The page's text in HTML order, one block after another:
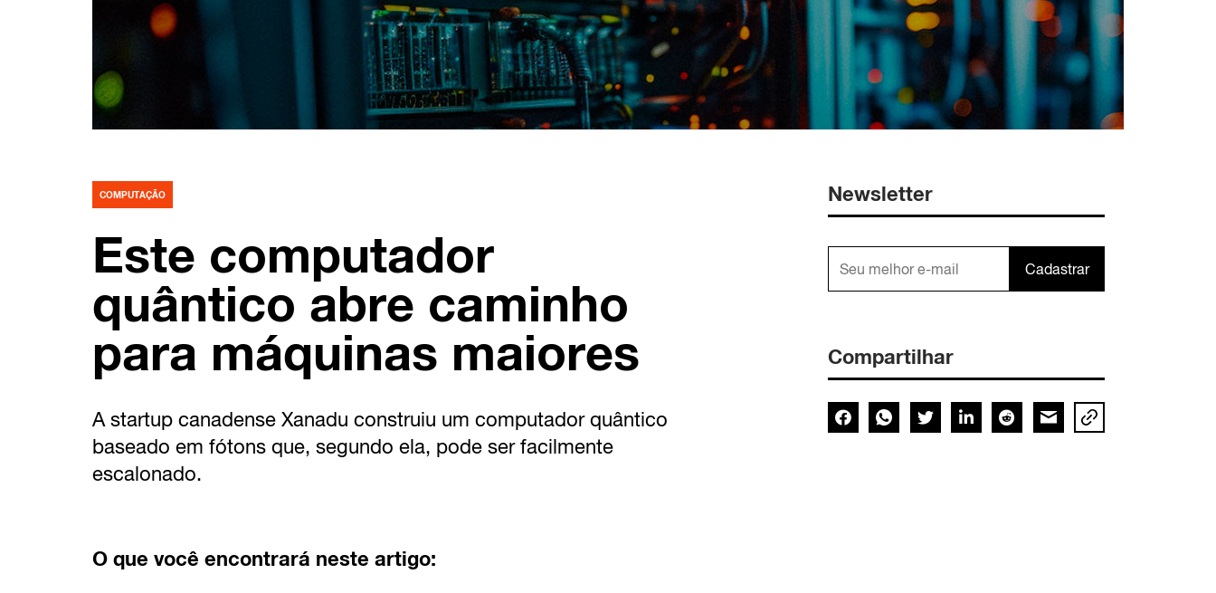
COMPUTAÇÃO
Este computador
quântico abre caminho
para máquinas maiores
A startup canadense Xanadu construiu um computador quântico
baseado em fótons que, segundo ela, pode ser facilmente
escalonado.
O que você encontrará neste artigo:
Newsletter
Cadastrar
Compartilhar